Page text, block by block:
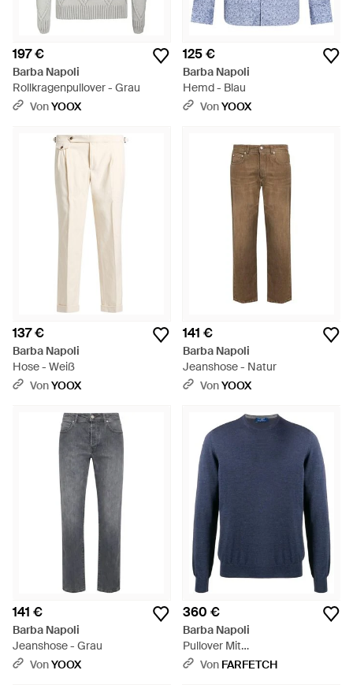
197 €
Barba Napoli
Rollkragenpullover - Grau
VonYOOX
125 €
Barba Napoli
Hemd - Blau
VonYOOX
137 €
Barba Napoli
Hose - Weiß
VonYOOX
141 €
Barba Napoli
Jeanshose - Natur
VonYOOX
141 €
Barba Napoli
Jeanshose - Grau
VonYOOX
360 €
Barba Napoli
Pullover Mit
Rundhalsausschnitt - Blau
Von FARFETCH